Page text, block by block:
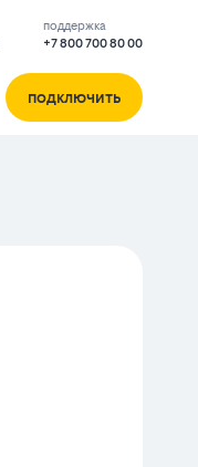
поддержка
+7 800 700 80 00
подключить